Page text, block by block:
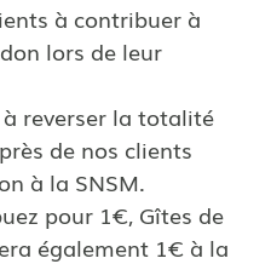
à contribuer à
lors de leur
reverser la totalité
de nos clients
à la SNSM.
pour 1€, Gîtes de
également 1€ à la